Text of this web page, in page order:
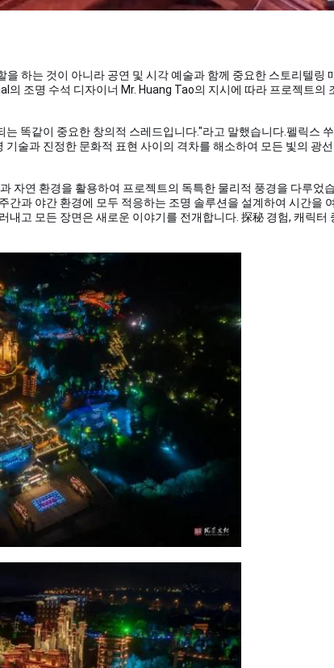
하는 것이 아니라 공연 및 시각 예술과 함께 중요한 스토리텔링
조명 수석 디자이너 Mr. Huang Tao의 지시에 따라 프로젝트의
똑같이 중요한 창의적 스레드입니다."라고 말했습니다.펠릭스 쑤
기술과 진정한 문화적 표현 사이의 격차를 해소하여 모든 빛의 광
자연 환경을 활용하여 프로젝트의 독특한 물리적 풍경을 다루었
간과 야간 환경에 모두 적응하는 조명 솔루션을 설계하여 시간을
내고 모든 장면은 새로운 이야기를 전개합니다. 探秘 경험, 캐릭터